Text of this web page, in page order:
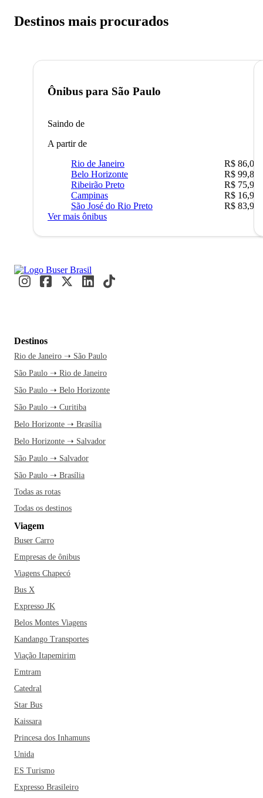
Destinos mais procurados
Ônibus para São Paulo
Saindo de
A partir de
Rio de Janeiro
R$ 86,00
Belo Horizonte
R$ 99,89
Ribeirão Preto
R$ 75,90
Campinas
R$ 16,90
São José do Rio Preto
R$ 83,90
Ver mais ônibus
Destinos
Rio de Janeiro ➝ São Paulo
São Paulo ➝ Rio de Janeiro
São Paulo ➝ Belo Horizonte
São Paulo ➝ Curitiba
Belo Horizonte ➝ Brasília
Belo Horizonte ➝ Salvador
São Paulo ➝ Salvador
São Paulo ➝ Brasília
Todas as rotas
Todas os destinos
Viagem
Buser Carro
Empresas de ônibus
Viagens Chapecó
Bus X
Expresso JK
Belos Montes Viagens
Kandango Transportes
Viação Itapemirim
Emtram
Catedral
Star Bus
Kaissara
Princesa dos Inhamuns
Unida
ES Turismo
Expresso Brasileiro